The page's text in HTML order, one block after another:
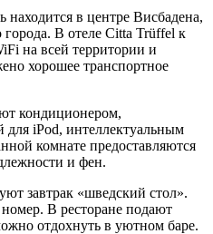
находится в центре Висбадена,
города. В отеле Citta Trüffel к
на всей территории и
хорошее транспортное
кондиционером,
для iPod, интеллектуальным
комнате предоставляются
и фен.
завтрак «шведский стол».
В ресторане подают
отдохнуть в уютном баре.